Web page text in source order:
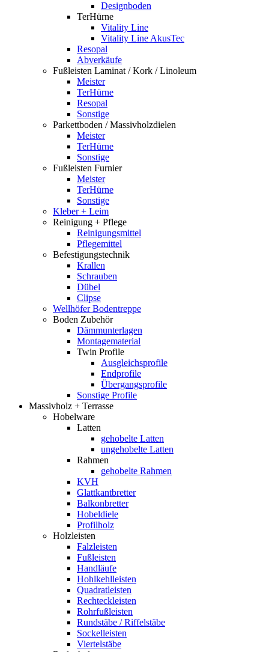
Designboden
TerHürne
Vitality Line
Vitality Line AkusTec
Resopal
Abverkäufe
Fußleisten Laminat / Kork / Linoleum
Meister
TerHürne
Resopal
Sonstige
Parkettboden / Massivholzdielen
Meister
TerHürne
Sonstige
Fußleisten Furnier
Meister
TerHürne
Sonstige
Kleber + Leim
Reinigung + Pflege
Reinigungsmittel
Pflegemittel
Befestigungstechnik
Krallen
Schrauben
Dübel
Clipse
Wellhöfer Bodentreppe
Boden Zubehör
Dämmunterlagen
Montagematerial
Twin Profile
Ausgleichsprofile
Endprofile
Übergangsprofile
Sonstige Profile
Massivholz + Terrasse
Hobelware
Latten
gehobelte Latten
ungehobelte Latten
Rahmen
gehobelte Rahmen
KVH
Glattkantbretter
Balkonbretter
Hobeldiele
Profilholz
Holzleisten
Falzleisten
Fußleisten
Handläufe
Hohlkehlleisten
Quadratleisten
Rechteckleisten
Rohrfußleisten
Rundstäbe / Riffelstäbe
Sockelleisten
Viertelstäbe